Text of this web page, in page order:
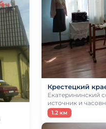
Крестецкий
Екатерининский
источник и
1.2 км